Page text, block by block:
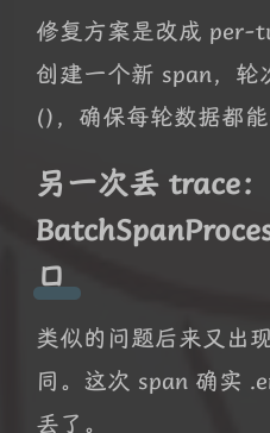
修复方案是改成 per-
创建一个新 span，轮
()，确保每轮数据都能
另一次丢 trace：
口
类似的问题后来又出
同。这次 span 确实
丢了。